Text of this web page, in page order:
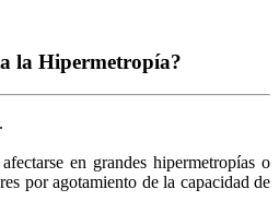
la Hipermetropía?
en grandes hipermetropías o
por agotamiento de la capacidad de